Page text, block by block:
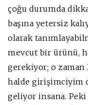
çoğu durumda
başına yetersiz
olarak
mevcut bir ürünü,
gerekiyor; o
halde girişimciyim
geliyor insana.